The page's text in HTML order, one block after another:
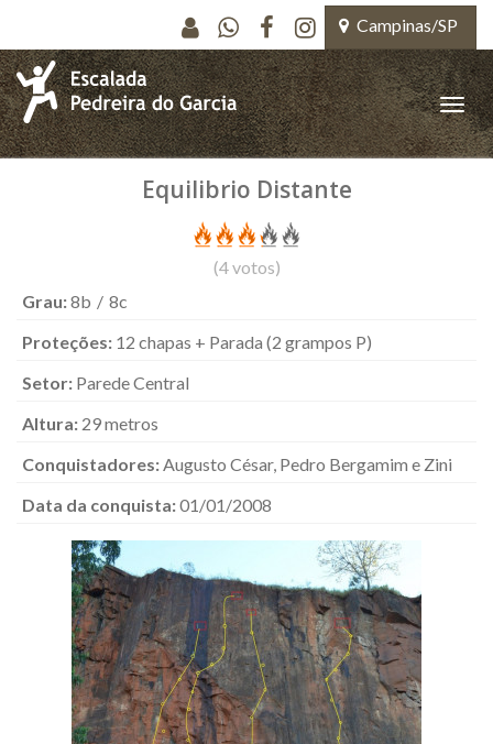
Pular para o conteúdo principal
Campinas/SP
Toggle
Equilibrio Distante
(4votos)
Grau:8b
8c
Proteções: 12 chapas + Parada (2 grampos P)
Setor: Parede Central
Altura: 29 metros
Conquistadores:Augusto César, Pedro Bergamim e Zini
Data da conquista:01/01/2008